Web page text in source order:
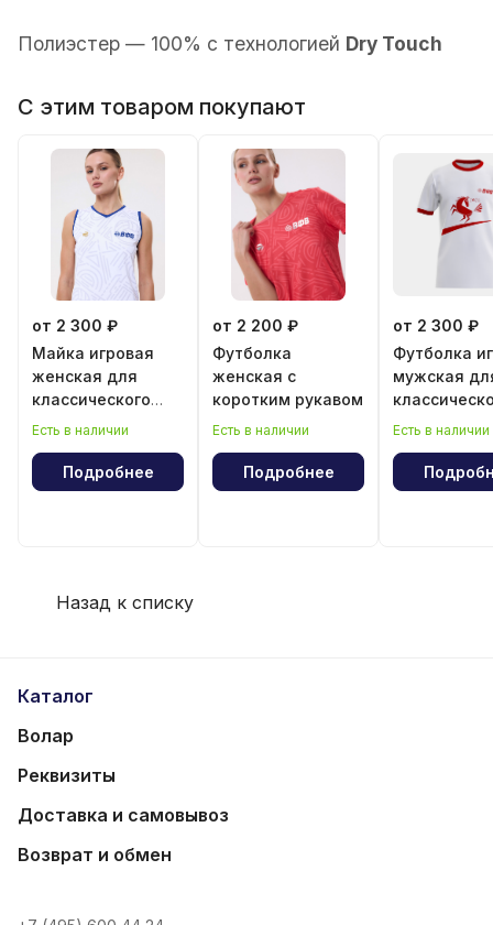
Полиэстер — 100% с технологией Dry Touch
С этим товаром покупают
от 2 300 ₽
Майка игровая
женская для
классического
волейбола
Есть в наличии
Подробнее
от 2 200 ₽
Футболка
женская с
коротким рукавом
Есть в наличии
Подробнее
от 2 300 ₽
Футболка
мужская
волейбола
Есть в наличии
Назад к списку
Каталог
Волар
Реквизиты
Доставка и самовывоз
Возврат и обмен